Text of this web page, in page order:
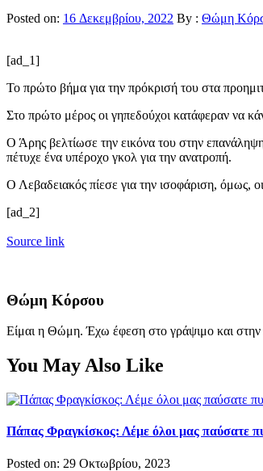
Posted on: 16 Δεκεμβρίου, 2022 By : Θώμη
[ad_1]
Το πρώτο βήμα για την πρόκρισή του στα
Στο πρώτο μέρος οι γηπεδούχοι κατάφεραν να
Ο Άρης βελτίωσε την εικόνα του στην
πέτυχε ένα υπέροχο γκολ για την ανατροπή.
Ο Λεβαδειακός πίεσε για την ισοφάριση, όμως,
[ad_2]
Source link
Θώμη Κόρσου
Είμαι η Θώμη. Έχω έφεση στο γράψιμο και
You May Also Like
Πάπας Φραγκίσκος: Λέμε όλοι μας παύσατε
Posted on: 29 Οκτωβρίου, 2023